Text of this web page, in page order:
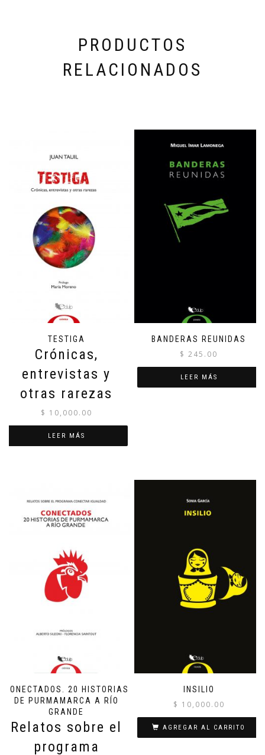
PRODUCTOS
RELACIONADOS
TESTIGA
Crónicas,
entrevistas y
otras rarezas
$ 10,000.00
LEER MÁS
BANDERAS REUNIDAS
$ 245.00
LEER MÁS
CONECTADOS. 20 HISTORIAS
DE PURMAMARCA A RÍO
GRANDE
Relatos sobre el
programa
INSILIO
$ 10,000.00
AGREGAR AL CARRITO